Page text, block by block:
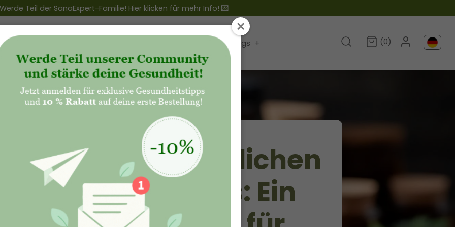
Werde Teil der SanaExpert-Familie! Hier klicken für mehr Info! 💌
Club Blogs + (0)
der natürlichen
Ihres Körpers: Ein